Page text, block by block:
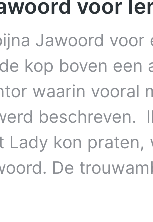
voor
Jawoord voor
kop boven een
waarin vooral
beschreven.
Lady kon praten,
De